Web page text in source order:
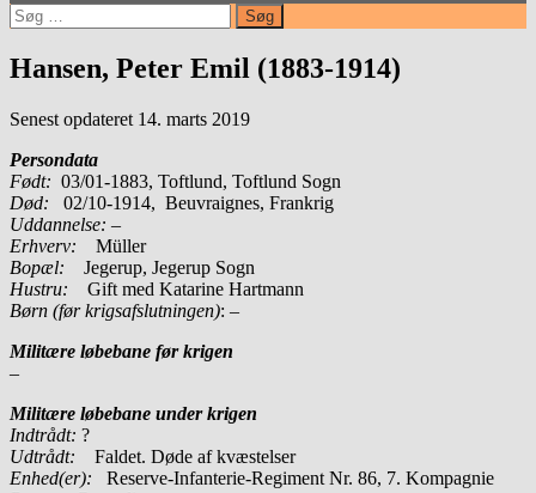
Søg
efter:
Hansen, Peter Emil (1883-1914)
Senest opdateret 14. marts 2019
Persondata
Født: 03/01-1883, Toftlund, Toftlund Sogn
Død: 02/10-1914, Beuvraignes, Frankrig
Uddannelse: –
Erhverv: Müller
Bopæl: Jegerup, Jegerup Sogn
Hustru: Gift med Katarine Hartmann
Børn (før krigsafslutningen): –
Militære løbebane før krigen
–
Militære løbebane under krigen
Indtrådt: ?
Udtrådt: Faldet. Døde af kvæstelser
Enhed(er): Reserve-Infanterie-Regiment Nr. 86, 7. Kompagnie